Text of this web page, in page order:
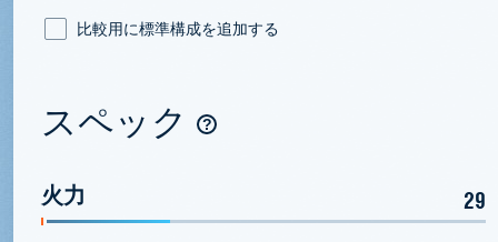
比較用に標準構成を追加する
スペック
火力 29